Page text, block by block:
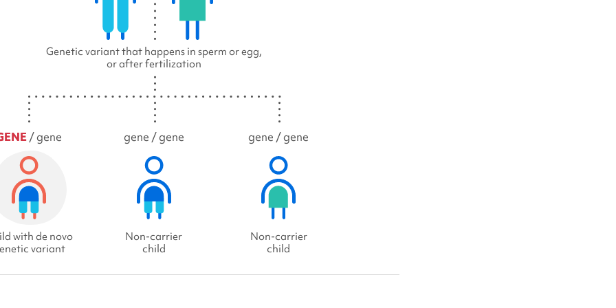
Genetic variant that happens in sperm or egg,
or after fertilization
/ gene
with de novo
variant
gene / gene
Non-carrier
child
gene / gene
Non-carrier
child